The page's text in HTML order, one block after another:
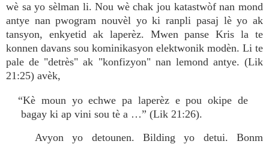
wè sa yo sèlman li. Nou wè chak jou katastwòf nan mond
antye nan pwogram nouvèl yo ki ranpli pasaj lè yo ak
tansyon, enkyetid ak laperèz. Mwen panse Kris la te
konnen davans sou kominikasyon elektwonik modèn. Li te
pale de "detrès" ak "konfizyon" nan lemond antye. (Lik
21:25) avèk,
“Kè moun yo echwe pa laperèz e pou okipe de
bagay ki ap vini sou tè a …” (Lik 21:26).
Avyon yo detounen. Bilding yo detui. Bonm